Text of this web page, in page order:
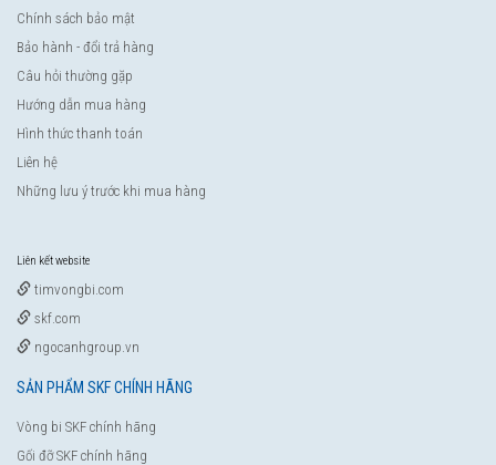
Chính sách bảo mật
Bảo hành - đổi trả hàng
Câu hỏi thường gặp
Hướng dẫn mua hàng
Hình thức thanh toán
Liên hệ
Những lưu ý trước khi mua hàng
Liên kết website
timvongbi.com
skf.com
ngocanhgroup.vn
SẢN PHẨM SKF CHÍNH HÃNG
Vòng bi SKF chính hãng
Gối đỡ SKF chính hãng